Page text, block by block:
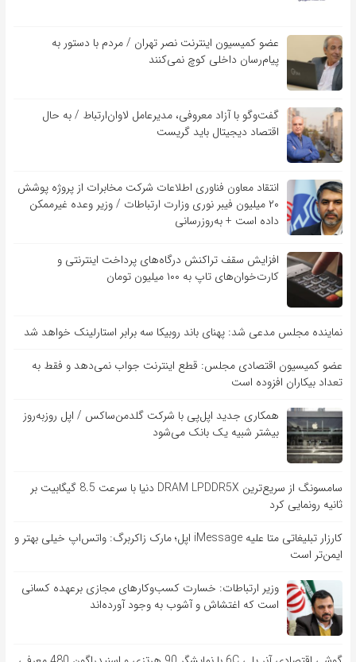
عضو کمیسیون اینترنت نصر تهران / مردم با دستور به
پیام‌رسان داخلی کوچ نمی‌کنند
گفت‌و‌گو با آزاد معروفی، مدیرعامل لاوان‌ارتباط / به حال
اقتصاد دیجیتال باید گریست
انتقاد معاون فناوری اطلاعات شرکت مخابرات از پروژه پوشش
۲۰ میلیون فیبر نوری وزارت ارتباطات / وزیر وعده غیرممکن
داده است + به‌روزرسانی
افزایش سقف تراکنش درگاه‌های پرداخت اینترنتی و
کارت‌خوان‌های تاپ به ۱۰۰ میلیون تومان
نماینده مجلس مدعی شد: پهنای باند روبیکا سه برابر استارلینک خواهد شد
عضو کمیسیون اقتصادی مجلس: قطع اینترنت جواب نمی‌دهد و فقط به
تعداد بیکاران افزوده است
همکاری جدید اپل‌پی با شرکت گلدمن‌ساکس / اپل روزبه‌روز
بیشتر شبیه یک بانک می‌شود
سامسونگ از سریع‌ترین DRAM LPDDR5X دنیا با سرعت 8.5 گیگابیت بر
ثانیه رونمایی کرد
کارزار تبلیغاتی متا علیه iMessage اپل؛ مارک زاکربرگ: واتس‌اپ خیلی بهتر و
ایمن‌تر است
وزیر ارتباطات: خسارت کسب‌وکارهای مجازی برعهده کسانی
است که اغتشاش و آشوب به وجود آورده‌اند